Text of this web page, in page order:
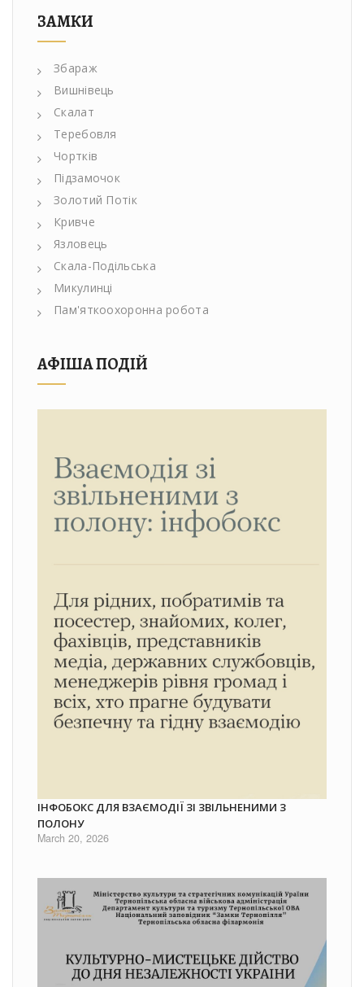
ЗАМКИ
Збараж
Вишнівець
Скалат
Теребовля
Чортків
Підзамочок
Золотий Потік
Кривче
Язловець
Скала-Подільська
Микулинці
Пам'яткоохоронна робота
АФІША ПОДІЙ
ІНФОБОКС ДЛЯ ВЗАЄМОДІЇ ЗІ ЗВІЛЬНЕНИМИ З
ПОЛОНУ
March 20, 2026